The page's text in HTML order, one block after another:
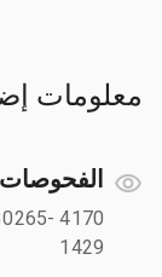
معلومات
الفحوصات
1429